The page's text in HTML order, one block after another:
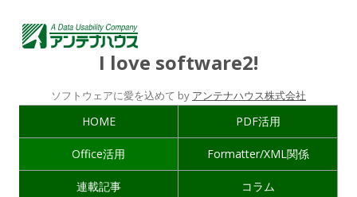
I love software2!
ソフトウェアに愛を込めて by アンテナハウス株式会社
HOME PDF活用
Office活用 Formatter/XML関係
連載記事 コラム